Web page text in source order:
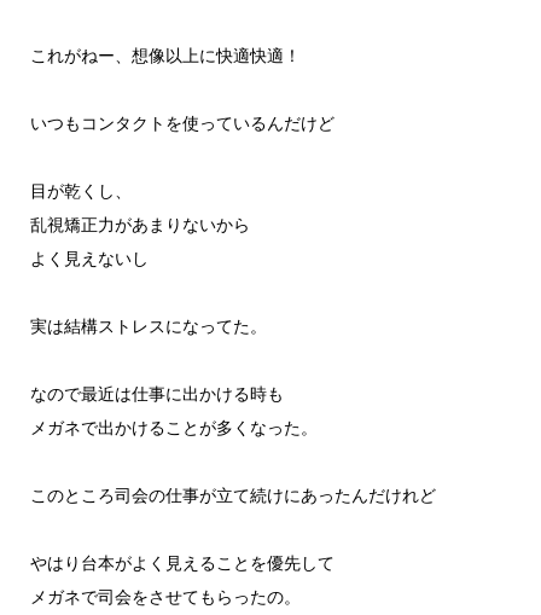
これがねー、想像以上に快適快適！
いつもコンタクトを使っているんだけど
目が乾くし、
乱視矯正力があまりないから
よく見えないし
実は結構ストレスになってた。
なので最近は仕事に出かける時も
メガネで出かけることが多くなった。
このところ司会の仕事が立て続けにあったんだけれど
やはり台本がよく見えることを優先して
メガネで司会をさせてもらったの。